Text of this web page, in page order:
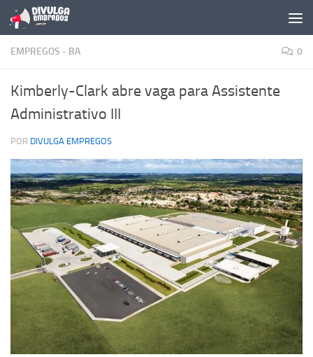
Skip to content
EMPREGOS - BA 0
Kimberly-Clark abre vaga para Assistente
Administrativo III
POR DIVULGA EMPREGOS